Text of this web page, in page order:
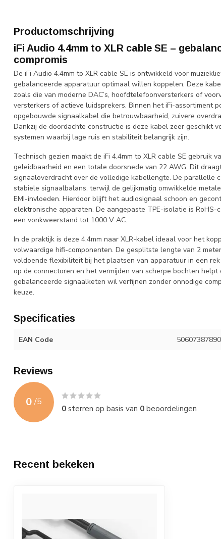
Productomschrijving
iFi Audio 4.4mm to XLR cable SE –
compromis
De iFi Audio 4.4mm to XLR cable SE is ontwikkeld voor
gebalanceerde apparatuur optimaal willen koppelen. Deze
zoals die van moderne DAC’s, hoofdtelefoonversterkers of
versterkers of actieve luidsprekers. Binnen het iFi-assortiment
opgebouwde signaalkabel die betrouwbaarheid, zuivere
Dankzij de doordachte constructie is deze kabel zeer geschikt
systemen waarbij lage ruis en stabiliteit belangrijk zijn.
Technisch gezien maakt de iFi 4.4mm to XLR cable SE gebruik
geleidbaarheid en een totale doorsnede van 22 AWG. Dit
signaaloverdracht over de volledige kabellengte. De parallelle
stabiele signaalbalans, terwijl de gelijkmatig omwikkelde
EMI-invloeden. Hierdoor blijft het audiosignaal schoon en
elektronische apparaten. De aangepaste TPE-isolatie is
een vonkweerstand tot 1000 V AC.
In de praktijk is deze 4.4mm naar XLR-kabel ideaal voor het
volwaardige hifi-componenten. De gesplitste lengte van 2
voldoende flexibiliteit bij het plaatsen van apparatuur in een
op de connectoren en het vermijden van scherpe bochten
gebalanceerde signaalketen wil verfijnen zonder onnodige
keuze.
Specificaties
EAN Code
Reviews
0 /5
0sterren op basis van 0beoordelingen
Recent bekeken